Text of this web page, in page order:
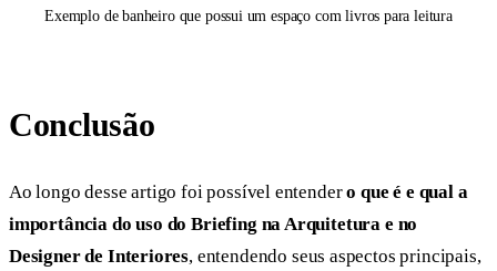
Exemplo de banheiro que possui um espaço com livros para leitura
Conclusão
Ao longo desse artigo foi possível entendero que é e qual a
importância do uso do Briefing na Arquitetura e no
Designer de Interiores, entendendo seus aspectos principais,